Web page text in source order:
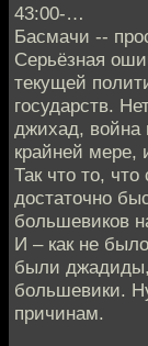
43:00-…
Басмачи --
Серьёзная
текущей
государств.
джихад, война
крайней мере,
Так что то,
достаточно
большевиков
И – как не
были
большевики.
причинам.